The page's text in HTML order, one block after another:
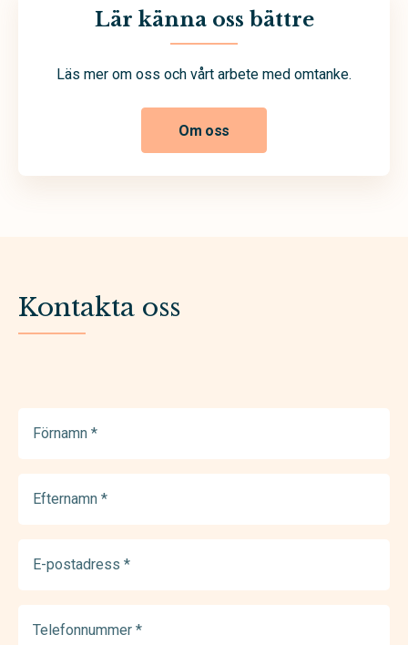
Lär känna oss bättre
Läs mer om oss och vårt arbete med omtanke.
Om oss
Kontakta oss
(Required)
(Required)
postadress
(Required)